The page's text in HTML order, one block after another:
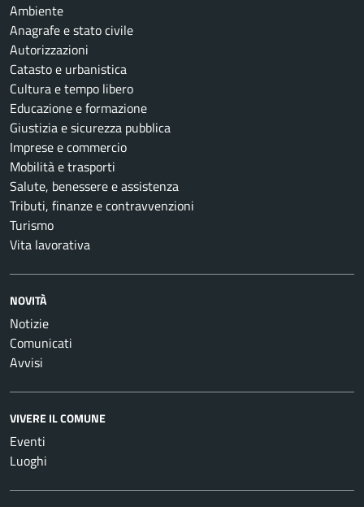
Ambiente
Anagrafe e stato civile
Autorizzazioni
Catasto e urbanistica
Cultura e tempo libero
Educazione e formazione
Giustizia e sicurezza pubblica
Imprese e commercio
Mobilità e trasporti
Salute, benessere e assistenza
Tributi, finanze e contravvenzioni
Turismo
Vita lavorativa
NOVITÀ
Notizie
Comunicati
Avvisi
VIVERE IL COMUNE
Eventi
Luoghi